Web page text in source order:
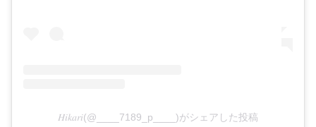
𝐻𝑖𝑘𝑎𝑟𝑖(@____7189_p____)がシェアした投稿